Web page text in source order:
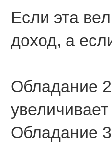
Если эта
доход, а
Обладание
Обладание